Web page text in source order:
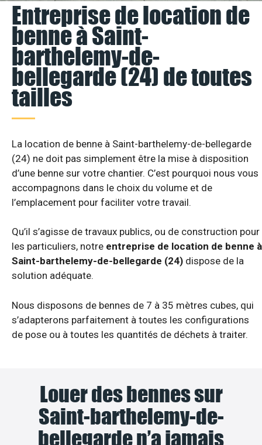
Entreprise de location de
benne à Saint-
barthelemy-de-
bellegarde (24) de toutes
tailles
La location de benne à Saint-barthelemy-de-bellegarde
(24) ne doit pas simplement être la mise à disposition
d’une benne sur votre chantier. C’est pourquoi nous vous
accompagnons dans le choix du volume et de
l’emplacement pour faciliter votre travail.
Qu’il s’agisse de travaux publics, ou de construction pour
les particuliers, notre entreprise de location de benne à
Saint-barthelemy-de-bellegarde (24) dispose de la
solution adéquate.
Nous disposons de bennes de 7 à 35 mètres cubes, qui
s’adapterons parfaitement à toutes les configurations
de pose ou à toutes les quantités de déchets à traiter.
Louer des bennes sur
Saint-barthelemy-de-
bellegarde n’a jamais